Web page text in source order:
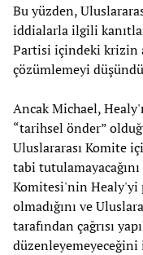
Bu yüzden,
iddialarla ilgili
Partisi içindeki krizin
çözümlemeyi
Ancak Michael,
“tarihsel önder”
Uluslararası Komite
tabi
Komitesi'nin Healy'yi
olmadığını ve
tarafından çağrısı